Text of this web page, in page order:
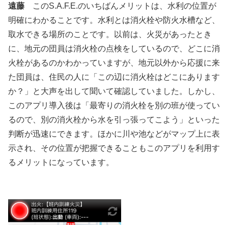
遠藤
このS.A.F.E.のいちばんメリットは、水利の位置が
明確にわかることです。水利とは消火栓や防火水槽など、
取水できる場所のことです。以前は、火災があったとき
に、地元の団員は消火栓の点検をしているので、どこに消
火栓があるのかわかっていますが、地元以外から応援に来
た団員は、住民の人に「この辺に消火栓はどこにあります
か？」と大声を出して聞いて確認していました。しかし、
このアプリ導入後は「最寄りの消火栓を別の班が使ってい
るので、別の消火栓から水を引っ張ってこよう」といった
判断が迅速にできます。ほかに川や池などがマップ上に表
示され、その位置が把握できることもこのアプリを利用す
るメリットになっています。